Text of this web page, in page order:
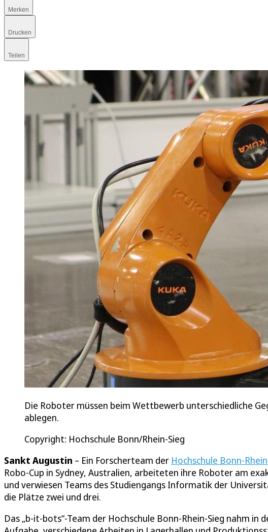
Merken
Drucken
Teilen
Die Roboter müssen beim Wettbewerb unterschiedliche
ablegen.
Copyright: Hochschule Bonn/Rhein-Sieg
Sankt Augustin – Ein Forscherteam der Hochschule Bonn-
Robo-Cup in Sydney, Australien, arbeiteten ihre Roboter am
und verwiesen Teams des Studiengangs Informatik der
die Plätze zwei und drei.
Das „b-it-bots“-Team der Hochschule Bonn-Rhein-Sieg nahm